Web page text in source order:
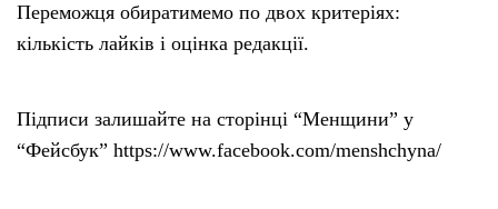
Переможця обиратимемо по двох критеріях:
кількість лайків і оцінка редакції.
Підписи залишайте на сторінці “Менщини” у
“Фейсбук” https://www.facebook.com/menshchyna/